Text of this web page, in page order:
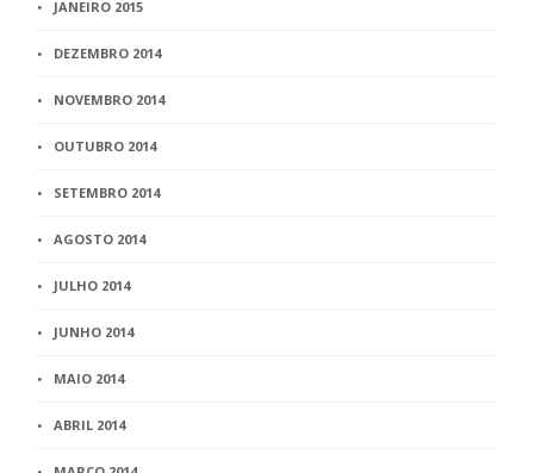
JANEIRO 2015
DEZEMBRO 2014
NOVEMBRO 2014
OUTUBRO 2014
SETEMBRO 2014
AGOSTO 2014
JULHO 2014
JUNHO 2014
MAIO 2014
ABRIL 2014